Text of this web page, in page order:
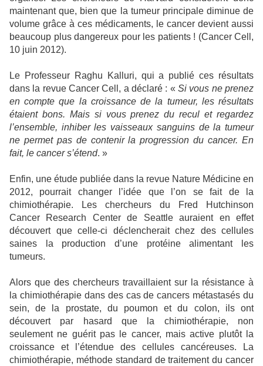
maintenant que, bien que la tumeur principale diminue de
volume grâce à ces médicaments, le cancer devient aussi
beaucoup plus dangereux pour les patients ! (Cancer Cell,
10 juin 2012).
Le Professeur Raghu Kalluri, qui a publié ces résultats
dans la revue Cancer Cell, a déclaré : « Si vous ne prenez
en compte que la croissance de la tumeur, les résultats
étaient bons. Mais si vous prenez du recul et regardez
l’ensemble, inhiber les vaisseaux sanguins de la tumeur
ne permet pas de contenir la progression du cancer. En
fait, le cancer s’étend. »
Enfin, une étude publiée dans la revue Nature Médicine en
2012, pourrait changer l’idée que l’on se fait de la
chimiothérapie. Les chercheurs du Fred Hutchinson
Cancer Research Center de Seattle auraient en effet
découvert que celle-ci déclencherait chez des cellules
saines la production d’une protéine alimentant les
tumeurs.
Alors que des chercheurs travaillaient sur la résistance à
la chimiothérapie dans des cas de cancers métastasés du
sein, de la prostate, du poumon et du colon, ils ont
découvert par hasard que la chimiothérapie, non
seulement ne guérit pas le cancer, mais active plutôt la
croissance et l’étendue des cellules cancéreuses. La
chimiothérapie, méthode standard de traitement du cancer